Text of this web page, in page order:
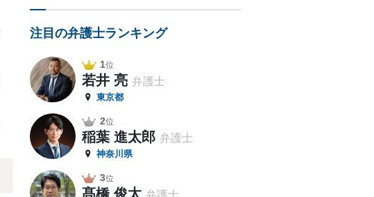
注目の弁護士ランキング
1位
若井 亮 弁護士
東京都
2位
稲葉 進太郎 弁護士
神奈川県
3位
髙橋 俊太 弁護士